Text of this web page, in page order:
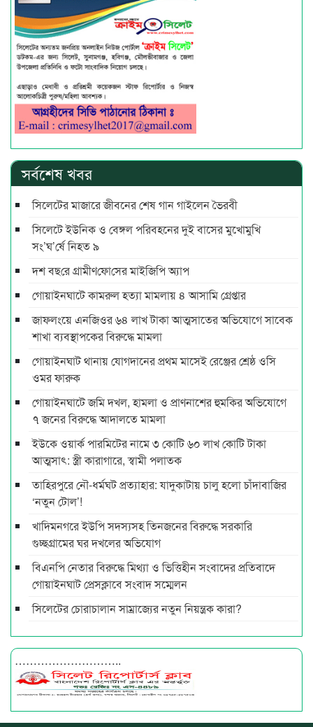
সর্বশেষ খবর
সিলেটের মাজারে জীবনের শেষ গান গাইলেন ভৈরবী
সিলেটে ইউনিক ও বেঙ্গল পরিবহনের দুই বাসের মুখোমুখি
সং’ঘ’র্ষে নিহত ৯
দশ বছ‌রে গ্রামীণ‌ফো‌সের মাইজিপি অ্যাপ
গোয়াইনঘাটে কামরুল হত্যা মামলায় ৪ আসামি গ্রেপ্তার
জাফলংয়ে এনজিওর ৬৪ লাখ টাকা আত্মসাতের অভিযোগে সাবেক
শাখা ব্যবস্থাপকের বিরুদ্ধে মামলা
গোয়াইনঘাট থানায় যোগদানের প্রথম মাসেই রেঞ্জের শ্রেষ্ঠ ওসি
ওমর ফারুক
গোয়াইনঘাটে জমি দখল, হামলা ও প্রাণনাশের হুমকির অভিযোগে
৭ জনের বিরুদ্ধে আদালতে মামলা
ইউকে ওয়ার্ক পারমিটের নামে ৩ কোটি ৬০ লাখ কোটি টাকা
আত্মসাৎ: স্ত্রী কারাগারে, স্বামী পলাতক
তাহিরপুরে নৌ-ধর্মঘট প্রত্যাহার: যাদুকাটায় চালু হলো চাঁদাবাজির
‘নতুন টোল’!
খাদিমনগরে ইউপি সদস্যসহ তিনজনের বিরুদ্ধে সরকারি
গুচ্ছগ্রামের ঘর দখলের অভিযোগ
বিএনপি নেতার বিরুদ্ধে মিথ্যা ও ভিত্তিহীন সংবাদের প্রতিবাদে
গোয়াইনঘাট প্রেসক্লাবে সংবাদ সম্মেলন
সিলেটের চোরাচালান সাম্রাজ্যের নতুন নিয়ন্ত্রক কারা?
………………………..